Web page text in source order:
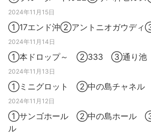
2024年11月15日
①17エンド沖②アントニオガウディ
2024年11月14日
①本ドロップ～ ②333 ③通り池
2024年11月13日
①ミニグロット ②中の島チャネ
2024年11月12日
①サンゴホール ②中の島ホール ③
ル